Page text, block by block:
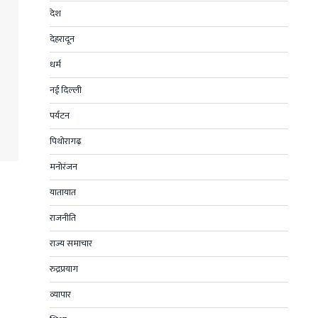
देश
देहरादून
धर्म
नई दिल्ली
पर्यटन
पिथोरागढ़
मनोरंजन
यातायात
राजनीति
राज्य समाचार
रुद्रप्रयाग
व्यापार